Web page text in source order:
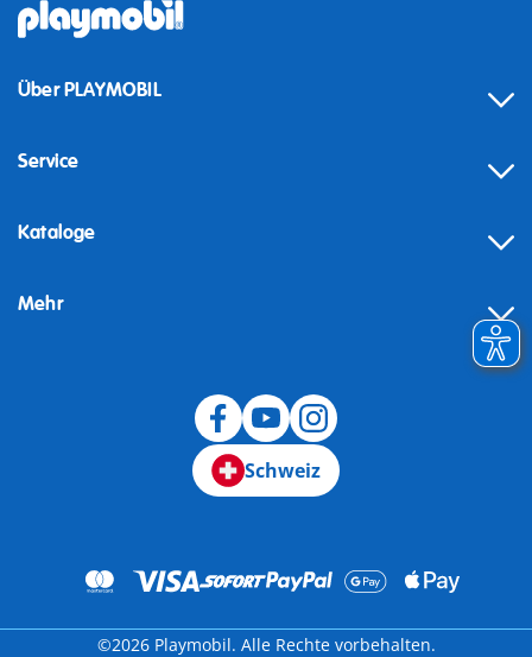
Über PLAYMOBIL
Service
Kataloge
Mehr
Schweiz
©2026 Playmobil. Alle Rechte vorbehalten.